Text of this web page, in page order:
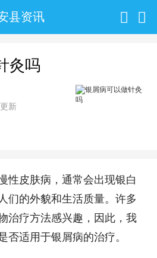
县资讯
灸吗
新
性皮肤病，通常会出现银白
们的外貌和生活质量。许多
治疗方法感兴趣，因此，我
否适用于银屑病的治疗。